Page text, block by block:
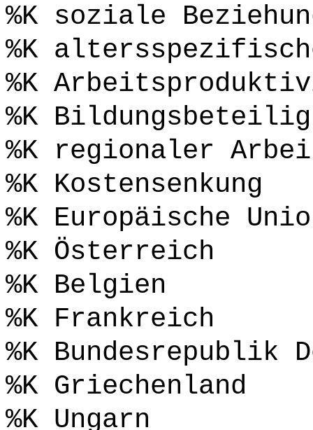
%K soziale
%K
%K
%K
%K regionaler
%K Kostensenkung
%K Europäische
%K Österreich
%K Belgien
%K Frankreich
%K Bundesrepublik
%K Griechenland
%K Ungarn